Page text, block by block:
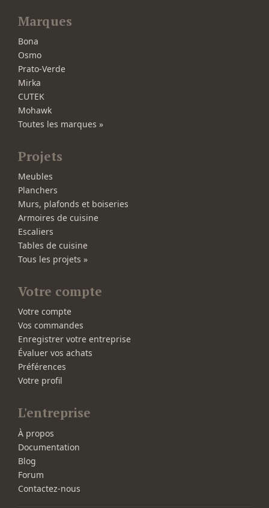
Marques
Bona
Osmo
Prato-Verde
Mirka
CUTEK
Mohawk
Toutes les marques »
Projets
Meubles
Planchers
Murs, plafonds et boiseries
Armoires de cuisine
Escaliers
Tables de cuisine
Tous les projets »
Votre compte
Votre compte
Vos commandes
Enregistrer votre entreprise
Évaluer vos achats
Préférences
Votre profil
L'entreprise
À propos
Documentation
Blog
Forum
Contactez-nous